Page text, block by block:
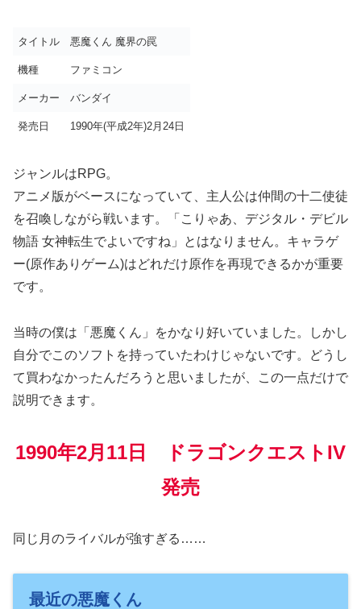
タイトル 悪魔くん 魔界の罠
機種 ファミコン
メーカー バンダイ
発売日 1990年(平成2年)2月24日
ジャンルはRPG。
アニメ版がベースになっていて、主人公は仲間の十二使徒
を召喚しながら戦います。「こりゃあ、デジタル・デビル
物語 女神転生でよいですね」とはなりません。キャラゲ
ー(原作ありゲーム)はどれだけ原作を再現できるかが重要
です。
当時の僕は「悪魔くん」をかなり好いていました。しかし
自分でこのソフトを持っていたわけじゃないです。どうし
て買わなかったんだろうと思いましたが、この一点だけで
説明できます。
1990年2月11日 ドラゴンクエストIV
発売
同じ月のライバルが強すぎる……
最近の悪魔くん